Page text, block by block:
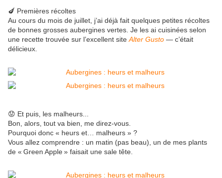
🍆 Premières récoltes
Au cours du mois de juillet, j’ai déjà fait quelques petites récoltes
de bonnes grosses aubergines vertes. Je les ai cuisinées selon
une recette trouvée sur l’excellent site Alter Gusto — c’était
délicieux.
😟 Et puis, les malheurs...
Bon, alors, tout va bien, me direz-vous.
Pourquoi donc « heurs et… malheurs » ?
Vous allez comprendre : un matin (pas beau), un de mes plants
de « Green Apple » faisait une sale tête.